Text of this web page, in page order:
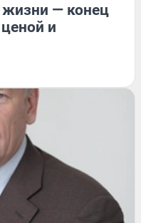
— конец
и